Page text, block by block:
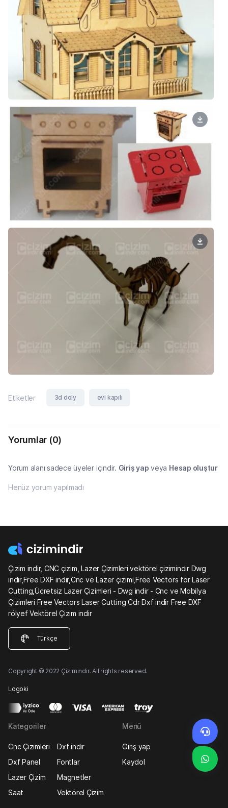
Etiketler 3d doly evi kapılı
Yorumlar (0)
Yorum alanı sadece üyeler içindir. Giriş yap veya Hesap oluştur
Henüz yorum yapılmadı
Çizim indir, CNC çizim, Lazer Çizimleri vektörel çizimindir Dwg
indir,Free DXF indir,Cnc ve Lazer çizimi,Free Vectors for Laser
Cutting,Ücretsiz Lazer Çizimleri - Dwg indir - Cnc ve Mobilya
Çizimleri Free Vectors Laser Cutting Cdr Dxf indir Free DXF
rölyef Vektörel Çizim indir
Türkçe
Copyright © 2022 Çizimindir. All rights reserved.
Logoki
Kategoriler
Cnc Çizimleri
Dxf indir
Dxf Panel
Fontlar
Lazer Çizim
Magnetler
Saat
Vektörel Çizim
Menü
Giriş yap
Kaydol